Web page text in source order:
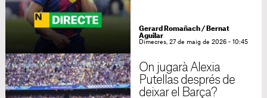
Gerard Romañach/ Bernat
Aguilar
Dimecres, 27 de maig de 2026 - 10:45
On jugarà Alexia
Putellas després de
deixar el Barça?